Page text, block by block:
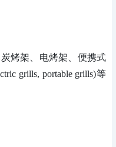
烤架、电烤架、便携式
grills, portable grills)等